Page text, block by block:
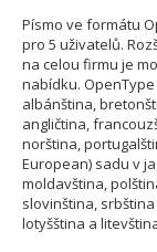
Písmo ve formátu
pro 5 uživatelů.
na celou firmu je
nabídku.
albánština,
angličtina,
norština,
European) sadu v
moldavština,
slovinština,
lotyšština a